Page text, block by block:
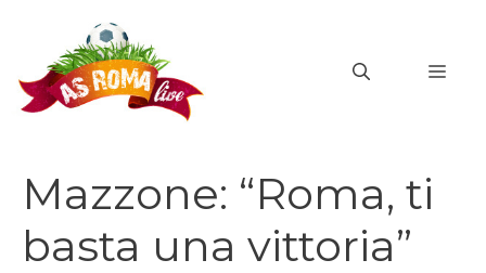
contenuto
Mazzone: “Roma, ti
basta una vittoria”